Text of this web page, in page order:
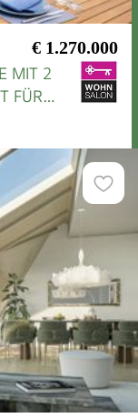
€ 1.270.000
MIT 2
FÜR